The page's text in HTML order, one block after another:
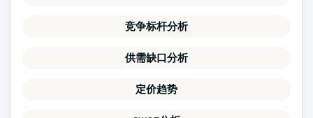
竞争标杆分析
供需缺口分析
定价趋势